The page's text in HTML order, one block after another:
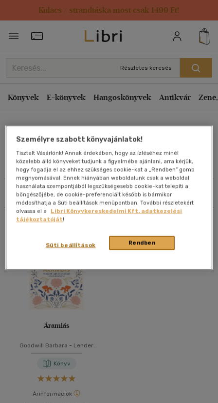
Kulacs / strandtáska most csak 1499 Ft!
Törzsvásárlói Kártya adatai
Részletes keresés
Könyvek E-könyvek Hangoskönyvek Antikvár
Orbán Lili Flóra
Művei
Szűrés Rendezés
Rendezés
Kiadás éve szerint csökkenő
Ár szerint csökkenő
Eladott darabszám szerint csökkenő
Eladott darabszám szerint növekvő
Cím szerint A-Z
Szerző szerint A-Z
Megjelenítés
20 db / oldal
Alkalmaz
Áramlás
Goodwill Barbara - Lender
Könyv
Árinformációk
Személyre szabott könyvajánlatok!
Tisztelt Vásárlónk! Annak érdekében, hogy az ízléséhez minél
közelebb álló könyveket tudjunk a figyelmébe ajánlani, arra kérjük,
hogy fogadja el az ehhez szükséges cookie-kat a „Rendben” gomb
megnyomásával. Ennek hiányában weboldalunk csak a weboldal
használata szempontjából legszükségesebb cookie-kat telepíti a
böngészőjébe, de cookie-preferenciáit később is bármikor
módosíthatja a Süti beállítások menüpontban. További részletekért
olvassa el a
Libri Könyvkereskedelmi Kft. adatkezelési
tájékoztatóját!
Rendben
Süti beállítások